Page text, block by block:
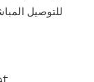
للتوصيل